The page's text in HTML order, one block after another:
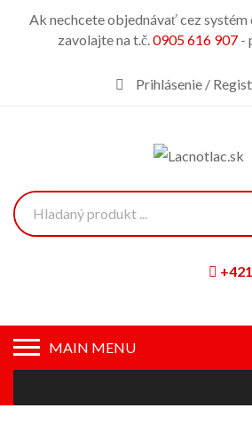
Ak nechcete objednávať cez systém
zavolajte na t.č.0905 616 907 -
Prihlásenie /
MAIN MENU